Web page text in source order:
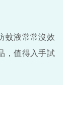
蚊液常常沒效
，值得入手試